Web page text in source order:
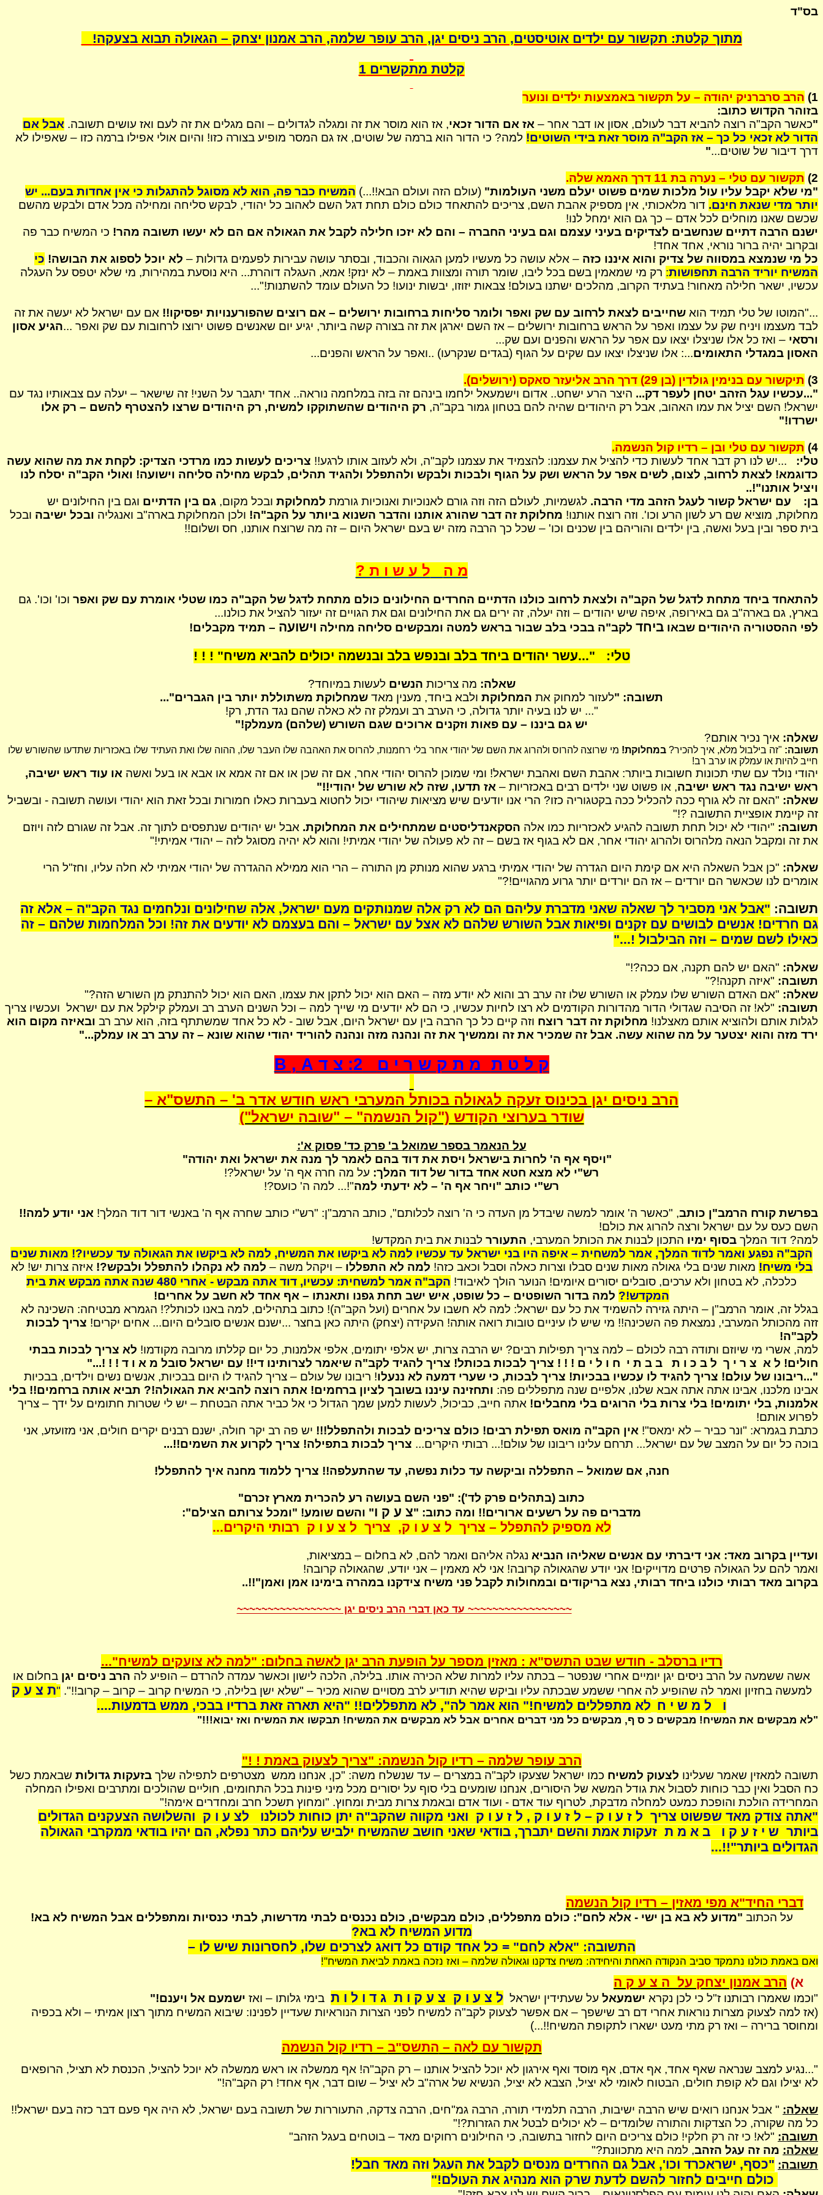
בס"ד
מתוך קלטת: תקשור עם ילדים אוטיסטים, הרב ניסים יגן, הרב עופר שלמה, הרב אמנון יצחק – הגאולה תבוא בצעקה!
קלטת מתקשרים 1
1) הרב סרברניק יהודה – על תקשור באמצעות ילדים ונוער
בזוהר הקדוש כתוב:
"כאשר הקב"ה רוצה להביא דבר לעולם, אסון או דבר אחר – אז אם הדור זכאי, אז הוא מוסר את זה ומגלה לגדולים – והם מגלים את זה לעם ואז עושים תשובה. אבל אם
הדור לא זכאי כל כך – אז הקב"ה מוסר זאת בידי השוטים! למה? כי הדור הוא ברמה של שוטים, אז גם המסר מופיע בצורה כזו! והיום אולי אפילו ברמה כזו – שאפילו לא
דרך דיבור של שוטים..."
2) תקשור עם טלי – נערה בת 11 דרך האמא שלה.
"מי שלא יקבל עליו עול מלכות שמים פשוט יעלם משני העולמות" (עולם הזה ועולם הבא!!...) המשיח כבר פה, הוא לא מסוגל להתגלות כי אין אחדות בעם... יש
יותר מדי שנאת חינם. דור מלאכותי, אין מספיק אהבת השם, צריכים להתאחד כולם כולם תחת דגל השם לאהוב כל יהודי, לבקש סליחה ומחילה מכל אדם ולבקש מהשם
שכשם שאנו מוחלים לכל אדם – כך גם הוא ימחל לנו!
ישנם הרבה דתיים שנחשבים לצדיקים בעיני עצמם וגם בעיני החברה – והם לא יזכו חלילה לקבל את הגאולה אם הם לא יעשו תשובה מהר! כי המשיח כבר פה
ובקרוב יהיה ברור נוראי, אחד אחד!
כל מי שנמצא במסווה של צדיק והוא איננו כזה – אלא עושה כל מעשיו למען הגאוה והכבוד, ובסתר עושה עבירות לפעמים גדולות – לא יוכל לספוג את הבושה! כי
המשיח יוריד הרבה תחפושות: רק מי שמאמין בשם בכל ליבו, שומר תורה ומצוות באמת – לא ינזק! אמא, העגלה דוהרת... היא נוסעת במהירות, מי שלא יטפס על העגלה
עכשיו, ישאר חלילה מאחור! בעתיד הקרוב, מהלכים ישתנו בעולם! צבאות יזוזו, יבשות ינועו! כל העולם עומד להשתנות!"...
..."המוטו של טלי תמיד הוא שחייבים לצאת לרחוב עם שק ואפר ולומר סליחות ברחובות ירושלים – אם רוצים שהפורענויות יפסיקו!! אם עם ישראל לא יעשה את זה
לבד מעצמו ויניח שק על עצמו ואפר על הראש ברחובות ירושלים – אז השם יארגן את זה בצורה קשה ביותר, יגיע יום שאנשים פשוט ירוצו לרחובות עם שק ואפר ...הגיע אסון
ורסאי – ואז כל אלו שניצלו יצאו עם אפר על הראש והפנים ועם שק...
האסון במגדלי התאומים...: אלו שניצלו יצאו עם שקים על הגוף (בגדים שנקרעו) ..ואפר על הראש והפנים...
3) תיקשור עם בנימין גולדין (בן 29) דרך הרב אליעזר סאקס (ירושלים).
"...עכשיו עגל הזהב יטחן לעפר דק... היצר הרע ישחט.. אדום וישמעאל ילחמו בינהם זה בזה במלחמה נוראה.. אחד יתגבר על השני! זה שישאר – יעלה עם צבאותיו נגד עם
ישראל! השם יציל את עמו האהוב, אבל רק היהודים שהיה להם בטחון גמור בקב"ה, רק היהודים שהשתוקקו למשיח, רק היהודים שרצו להצטרף להשם – רק אלו
ישרדו!"
4) תקשור עם טלי ובן – רדיו קול הנשמה.
טלי:
...יש לנו רק דבר אחד לעשות כדי להציל את עצמנו: להצמיד את עצמנו לקב"ה, ולא לעזוב אותו לרגע!! צריכים לעשות כמו מרדכי הצדיק: לקחת את מה שהוא עשה
כדוגמא! לצאת לרחוב, לצום, לשים אפר על הראש ושק על הגוף ולבכות ולבקש ולהתפלל ולהגיד תהלים, לבקש מחילה סליחה וישועה! ואולי הקב"ה יסלח לנו
ויציל אותנו"!..
בן:
עם ישראל קשור לעגל הזהב מדי הרבה. לגשמיות, לעולם הזה וזה גורם לאנוכיות ואנוכיות גורמת למחלוקת ובכל מקום, גם בין הדתיים וגם בין החילונים יש
מחלוקת, מוציא שם רע לשון הרע וכו'. וזה רוצח אותנו! מחלוקת זה דבר שהורג אותנו והדבר השנוא ביותר על הקב"ה! ולכן המחלוקת בארה"ב ואנגליה ובכל ישיבה ובכל
בית ספר ובין בעל ואשה, בין ילדים והוריהם בין שכנים וכו' – שכל כך הרבה מזה יש בעם ישראל היום – זה מה שרוצח אותנו, חס ושלום!!
מ ה ל ע ש ו ת ?
להתאחד ביחד מתחת לדגל של הקב"ה ולצאת לרחוב כולנו הדתיים החרדים החילונים כולם מתחת לדגל של הקב"ה כמו שטלי אומרת עם שק ואפר וכו' וכו'. גם
בארץ, גם בארה"ב גם באירופה, איפה שיש יהודים – וזה יעלה, זה ירים גם את החילונים וגם את הגויים זה יעזור להציל את כולנו...
לפי ההסטוריה היהודים שבאו ביחד לקב"ה בבכי בלב שבור בראש למטה ומבקשים סליחה מחילה וישועה – תמיד מקבלים!
טלי: "...עשר יהודים ביחד בלב ובנפש בלב ובנשמה יכולים להביא משיח" ! ! !
שאלה: מה צריכות הנשים לעשות במיוחד?
תשובה: "לעזור למחוק את המחלוקת ולבא ביחד, מענין מאד שמחלוקת משתוללת יותר בין הגברים"...
"... יש לנו בעיה יותר גדולה, כי הערב רב ועמלק זה לא כאלה שהם נגד הדת, רק!
יש גם ביננו – עם פאות וזקנים ארוכים שגם השורש (שלהם) מעמלק!"
שאלה: איך נכיר אותם?
תשובה: "זה בילבול מלא, איך להכיר? במחלוקת! מי שרוצה להרוס ולהרוג את השם של יהודי אחר בלי רחמנות, להרוס את האהבה שלו העבר שלו, ההוה שלו ואת העתיד שלו באכזריות שתדעו שהשורש שלו
חייב להיות או עמלק או ערב רב!
יהודי נולד עם שתי תכונות חשובות ביותר: אהבת השם ואהבת ישראל! ומי שמוכן להרוס יהודי אחר, אם זה שכן או אם זה אמא או אבא או בעל ואשה או עוד ראש ישיבה,
ראש ישיבה נגד ראש ישיבה, או פשוט שני ילדים רבים באכזריות – אז תדעו, שזה לא שורש של יהודי!!"
שאלה: "האם זה לא גורף ככה להכליל ככה בקטגוריה כזו? הרי אנו יודעים שיש מציאות שיהודי יכול לחטוא בעברות כאלו חמורות ובכל זאת הוא יהודי ועושה תשובה - ובשביל
זה קיימת אופציית התשובה ?!"
תשובה: "יהודי לא יכול תחת תשובה להגיע לאכזריות כמו אלה הסקאנדליסטים שמתחילים את המחלוקת. אבל יש יהודים שנתפסים לתוך זה. אבל זה שגורם לזה ויוזם
את זה ומקבל הנאה מלהרוס ולהרוג יהודי אחר, אם לא בגוף אז בשם – זה לא פעולה של יהודי אמיתי! והוא לא יהיה מסוגל לזה – יהודי אמיתי!"
שאלה: "כן אבל השאלה היא אם קימת היום הגדרה של יהודי אמיתי ברגע שהוא מנותק מן התורה – הרי הוא ממילא ההגדרה של יהודי אמיתי לא חלה עליו, וחז"ל הרי
אומרים לנו שכאשר הם יורדים – אז הם יורדים יותר גרוע מהגויים!?"
תשובה: "אבל אני מסביר לך שאלה שאני מדברת עליהם הם לא רק אלה שמנותקים מעם ישראל, אלה שחילונים ונלחמים נגד הקב"ה – אלא זה
גם חרדים! אנשים לבושים עם זקנים ופיאות אבל השורש שלהם לא אצל עם ישראל – והם בעצמם לא יודעים את זה! וכל המלחמות שלהם – זה
כאילו לשם שמים – וזה הבילבול !..."
שאלה: "האם יש להם תקנה, אם ככה?!"
תשובה: "איזה תקנה!?"
שאלה: "אם האדם השורש שלו עמלק או השורש שלו זה ערב רב והוא לא יודע מזה – האם הוא יכול לתקן את עצמו, האם הוא יכול להתנתק מן השורש הזה?"
תשובה: "לא! זה הסיבה שגדולי הדור מהדורות הקודמים לא רצו לחיות עכשיו, כי הם לא יודעים מי שייך למה – וכל השנים הערב רב ועמלק קילקל את עם ישראל ועכשיו צריך
לגלות אותם ולהוציא אותם מאצלנו! מחלוקת זה דבר רוצח וזה קיים כל כך הרבה בין עם ישראל היום, אבל שוב - לא כל אחד שמשתתף בזה, הוא ערב רב ובאיזה מקום הוא
ירד מזה והוא יצטער על מה שהוא עשה. אבל זה שמכיר את זה וממשיך את זה ונהנה מזה ונהנה להוריד יהודי שהוא שונא – זה ערב רב או עמלק..."
ק ל ט ת מ ת ק ש ר י ם 2: צ ד A
,
B
הרב ניסים יגן בכינוס זעקה לגאולה בכותל המערבי ראש חודש אדר ב' – התשס"א –
שודר בערוצי הקודש ("קול הנשמה" – "שובה ישראל")
על הנאמר בספר שמואל ב' פרק כד' פסוק א':
"ויסף אף ה' לחרות בישראל ויסת את דוד בהם לאמר לך מנה את ישראל ואת יהודה"
רש"י לא מצא חטא אחד בדור של דוד המלך: על מה חרה אף ה' על ישראל?!
רש"י כותב "ויחר אף ה' – לא ידעתי למה"!... למה ה' כועס?!
בפרשת קורח הרמב"ן כותב, "כאשר ה' אומר למשה שיבדל מן העדה כי ה' רוצה לכלותם", כותב הרמב"ן: "רש"י כותב שחרה אף ה' באנשי דור דוד המלך! אני יודע למה!!
השם כעס על עם ישראל ורצה להרוג את כולם!
למה? דוד המלך בסוף ימיו התכון לבנות את הכותל המערבי, התעורר לבנות את בית המקדש!
הקב"ה נפגע ואמר לדוד המלך, אמר למשחית – איפה היו בני ישראל עד עכשיו למה לא ביקשו את המשיח, למה לא ביקשו את הגאולה עד עכשיו?! מאות שנים
בלי משיח! מאות שנים בלי גאולה מאות שנים סבלו וצרות כאלה וסבל וכאב כזה! למה לא התפללו – ויקהל משה – למה לא נקהלו להתפלל ולבקש?! איזה צרות יש! לא
כלכלה, לא בטחון ולא ערכים, סובלים יסורים איומים! הנוער הולך לאיבוד! הקב"ה אמר למשחית: עכשיו, דוד אתה מבקש -
אחרי 480 שנה אתה מבקש את בית
המקדש!? למה בדור השופטים – כל שופט, איש ישב תחת גפנו ותאנתו – אף אחד לא חשב על אחרים!
בגלל זה, אומר הרמב"ן – היתה גזירה להשמיד את כל עם ישראל: למה לא חשבו על אחרים (ועל הקב"ה)! כתוב בתהילים, למה באנו לכותל?! הגמרא מבטיחה: השכינה לא
זזה מהכותל המערבי, נמצאת פה השכינה!! מי שיש לו עיניים טובות רואה אותה! העקידה (יצחק) היתה כאן בחצר ...ישנם אנשים סובלים היום... אחים יקרים! צריך לבכות
לקב"ה!
למה, אשרי מי שיוזם ותודה רבה לכולם – למה צריך תפילות רבים? יש הרבה צרות, יש אלפי יתומים, אלפי אלמנות, כל יום קללתו מרובה מקודמו! לא צריך לבכות בבתי
חולים! ל א צ ר י ך ל ב כ ו ת ב ב ת י ח ו ל י ם ! ! ! צריך לבכות בכותל! צריך להגיד לקב"ה שיאמר לצרותינו די!! עם ישראל סובל מ א ו ד ! ! !..."
"...ריבונו של עולם! צריך להגיד לו עכשיו בבכיות! צריך לבכות, כי שערי דמעה לא ננעלו! ריבונו של עולם – צריך להגיד לו היום בבכיות, אנשים נשים וילדים, בבכיות
אבינו מלכנו, אבינו אתה אתה אבא שלנו, אלפיים שנה מתפללים פה: ותחזינה עיננו בשובך לציון ברחמים! אתה רוצה להביא את הגאולה!? תביא אותה ברחמים!! בלי
אלמנות, בלי יתומים! בלי צרות בלי הרוגים בלי מחבלים! אתה חייב, כביכול, לעשות למען שמך הגדול כי אל כביר אתה הבטחת – יש לי שטרות חתומים על ידך – צריך
לפרוע אותם!
כתבת בגמרא: "ונר כביר – לא ימאס"! אין הקב"ה מואס תפילת רבים! כולם צריכים לבכות ולהתפלל!!! יש פה רב יקר חולה, ישנם רבנים יקרים חולים, אני מזועזע, אני
בוכה כל יום על המצב של עם ישראל... תרחם עלינו ריבונו של עולם!... רבותי היקרים... צריך לבכות בתפילה! צריך לקרוע את השמים!!...
חנה, אם שמואל – התפללה וביקשה עד כלות נפשה, עד שהתעלפה!! צריך ללמוד מחנה איך להתפלל!
כתוב (בתהלים פרק לד'): "פני השם בעושה רע להכרית מארץ זכרם"
מדברים פה על רשעים ארורים!! ומה כתוב: "צ ע ק ו" והשם שומע! "ומכל צרותם הצילם":
לא מספיק להתפלל – צריך ל צ ע ו ק, צריך ל צ ע ו ק רבותי היקרים...
ועדיין בקרוב מאד: אני דיברתי עם אנשים שאליהו הנביא נגלה אליהם ואמר להם, לא בחלום – במציאות,
ואמר להם על הגאולה פרטים מדוייקים! אני יודע שהגאולה קרובה! אני לא מאמין – אני יודע, שהגאולה קרובה!
בקרוב מאד רבותי כולנו ביחד רבותי, נצא בריקודים ובמחולות לקבל פני משיח צידקנו במהרה בימינו אמן ואמן"!!..
~~~~~~~~~~~~~~~~~ עד כאן דברי הרב ניסים יגן ~~~~~~~~~~~~~~~~~
רדיוברסלב - חודש שבט התשס"א : מאזין מספר על הופעת הרב יגן לאשה בחלום: "למה לא צועקים למשיח"...
אשה ששמעה על הרב ניסים יגן יומיים אחרי שנפטר – בכתה עליו למרות שלא הכירה אותו. בלילה, הלכה לישון וכאשר עמדה להרדם – הופיע לה הרב ניסים יגן בחלום או
למעשה בחזיון ואמר לה שהופיע לה אחרי ששמע שבכתה עליו וביקש שהיא תודיע לרב מסויים שהוא מכיר – "שלא ישן בלילה, כי המשיח קרוב – קרוב – קרוב!!". "ת צ ע ק
ו
ל מ ש י ח לא מתפללים למשיח!" הוא אמר לה", לא מתפללים!! "היא תארה זאת ברדיו בבכי, ממש בדמעות....
"לא מבקשים את המשיח! מבקשים כ ס ף, מבקשים כל מני דברים אחרים אבל לא מבקשים את המשיח! תבקשו את המשיח ואז יבוא!!!"
הרב עופר שלמה – רדיו קול הנשמה: "צריך לצעוק באמת ! !"
תשובה למאזין שאמר שעלינו לצעוק למשיח כמו ישראל שצעקו לקב"ה במצרים – עד שנשלח משה: "כן, אנחנו ממש מצטרפים לתפילה שלך בזעקות גדולות שבאמת כשל
כח הסבל ואין כבר כוחות לסבול את גודל המשא של היסורים, אנחנו שומעים בלי סוף על יסורים מכל מיני פינות בכל התחומים, חוליים שהולכים ומתרבים ואפילו המחלה
המחרידה הולכת והופכת כמעט למחלה מדבקת, לטרוף עוד אדם - ועוד אדם ובאמת צרות מבית ומחוץ. "ומחוץ תשכל חרב ומחדרים אימה!"
"אתה צודק מאד שפשוט צריך ל ז ע ו ק – ל ז ע ו ק , ל ז ע ו ק ואני מקווה שהקב"ה יתן כוחות לכולנו לצ ע ו ק והשלושה הצעקנים הגדולים
ביותר ש י ז ע ק ו ב א מ ת זעקות אמת והשם יתברך, בודאי שאני חושב שהמשיח ילביש עליהם כתר נפלא, הם יהיו בודאי ממקרבי הגאולה
הגדולים ביותר"!!...
דברי החיד"א מפי מאזין – רדיו קול הנשמה
על הכתוב "מדוע לא בא בן ישי - אלא לחם": כולם מתפללים, כולם מבקשים, כולם נכנסים לבתי מדרשות, לבתי כנסיות ומתפללים אבל המשיח לא בא!
מדוע המשיח לא בא?
התשובה: "אלא לחם" = כל אחד קודם כל דואג לצרכים שלו, לחסרונות שיש לו –
ואם באמת כולנו נתמקד סביב הנקודה האחת והיחידה: משיח צדקנו וגאולה שלמה – ואז נזכה באמת לביאת המשיח"!
א) הרב אמנון יצחק על ה צ ע ק ה
"וכמו שאמרו רבותנו ז"ל כי לכן נקרא ישמעאל על שעתידין ישראל ל צ ע ו ק צ ע ק ו ת ג ד ו ל ו ת בימי גלותו – ואז ישמעם אל ויענם!"
(אז למה לצעוק מצרות נוראות אחרי דם רב שישפך – אם אפשר לצעוק לקב"ה למשיח לפני הצרות הנוראיות שעדיין לפנינו: שיבוא המשיח מתוך רצון אמיתי – ולא בכפיה
ומחוסר ברירה – ואז רק מתי מעט ישארו לתקופת המשיח!!...)
תקשור עם לאה – התשס"ב – רדיו קול הנשמה
"...נגיע למצב שנראה שאף אחד, אף אדם, אף מוסד ואף אירגון לא יוכל להציל אותנו – רק הקב"ה! אף ממשלה או ראש ממשלה לא יוכל להציל, הכנסת לא תציל, הרופאים
לא יצילו וגם לא קופת חולים, הבטוח לאומי לא יציל, הצבא לא יציל, הנשיא של ארה"ב לא יציל – שום דבר, אף אחד! רק הקב"ה!"
שאלה: " אבל אנחנו רואים שיש הרבה ישיבות, הרבה תלמידי תורה, הרבה גמ"חים, הרבה צדקה, התעוררות של תשובה בעם ישראל, לא היה אף פעם דבר כזה בעם ישראל!!
כל מה שקורה, כל הצדקות והתורה שלומדים – לא יכולים לבטל את הגזרות?!"
תשובה: "לא! כי זה רק חלקי! כולם צריכים היום לחזור בתשובה, כי החילונים רחוקים מאד – בוטחים בעגל הזהב"
שאלה: מה זה עגל הזהב, למה היא מתכוונת?"
תשובה: "כסף, ישראכרד וכו', אבל גם החרדים מנסים לקבל את העגל וזה מאד חבל!
כולם חייבים לחזור להשם לדעת שרק הוא מנהיג את העולם!"